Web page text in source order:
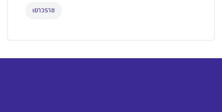
เยาวราช